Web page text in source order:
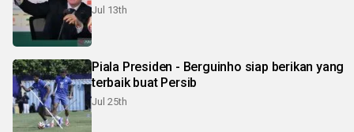
Jul 13th
Piala Presiden - Berguinho siap berikan yang
terbaik buat Persib
Jul 25th